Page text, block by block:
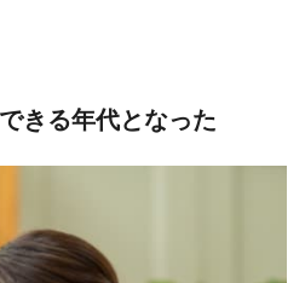
きる年代となった